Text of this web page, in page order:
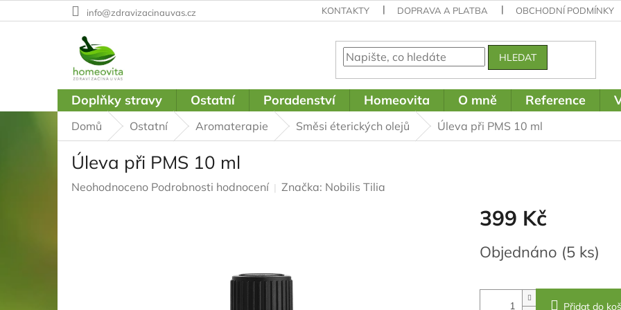
na
info@zdravizacinauvas.cz KONTAKTY DOPRAVA A PLATBA OBCHODNÍ PODMÍNKY
HLEDAT
Doplňky stravy Ostatní Poradenství Homeovita O mně Reference
Domů Ostatní Aromaterapie Směsi éterických olejů Úleva při PMS 10 ml
Úleva při PMS 10 ml
Průměrné
Neohodnoceno Podrobnosti hodnocení Značka: Nobilis Tilia
399 Kč
Měrná
cena:
Objednáno (5 ks)
Přidat do